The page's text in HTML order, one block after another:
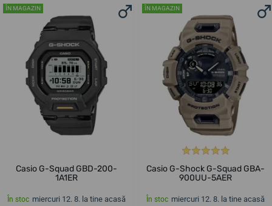
ÎN MAGAZIN
Casio G-Squad GBD-200-
1A1ER
În stoc miercuri 12. 8. la tine acasă
ÎN MAGAZIN
Casio G-Shock G-Squad GBA-
900UU-5AER
În stoc miercuri 12. 8. la tine acasă